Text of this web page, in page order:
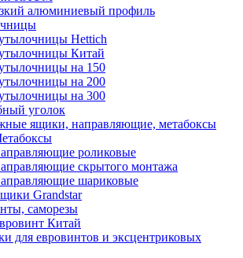
алюминиевый профиль
Hettich
Китай
на 150
на 200
на 300
уголок
ящики, направляющие, метабоксы
роликовые
скрытого монтажа
шариковые
Grandstar
саморезы
Китай
для евровинтов и эксцентриковых